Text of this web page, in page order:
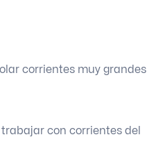
corrientes muy grandes
con corrientes del